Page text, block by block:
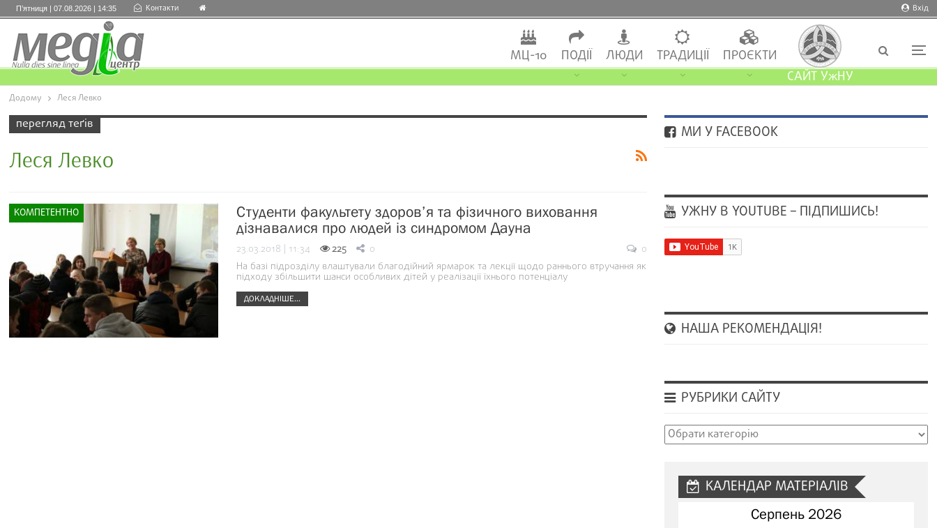
Вхід
П’ятниця | 07.08.2026 | 14:35 Контакти
МЦ-10 ПОДІЇ ЛЮДИ ТРАДИЦІЇ
ПРОЄКТИ
САЙТ УжНУ
Додому Леся Левко
перегляд теґів
Леся Левко
КОМПЕТЕНТНО
Студенти факультету здоров’я та фізичного виховання
дізнавалися про людей із синдромом Дауна
23.03.2018 | 11:34 225 0
0
На базі підрозділу влаштували благодійний ярмарок та лекції щодо раннього втручання як
підходу збільшити шанси особливих дітей у реалізації їхнього потенціалу
ДОКЛАДНІШЕ...
МИ У FACEBOOK
УЖНУ В YOUTUBE – ПІДПИШИСЬ!
НАША РЕКОМЕНДАЦІЯ!
РУБРИКИ САЙТУ
Рубрики
КАЛЕНДАР МАТЕРІАЛІВ
Серпень 2026